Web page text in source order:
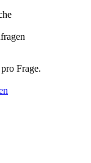
Frage.